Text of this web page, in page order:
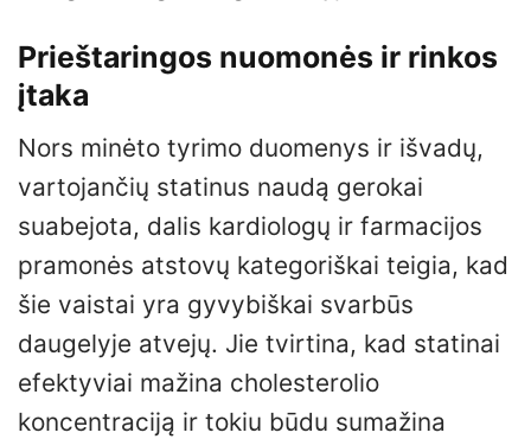
Prieštaringos nuomonės ir rinkos
įtaka
Nors minėto tyrimo duomenys ir išvadų,
vartojančių statinus naudą gerokai
suabejota, dalis kardiologų ir farmacijos
pramonės atstovų kategoriškai teigia, kad
šie vaistai yra gyvybiškai svarbūs
daugelyje atvejų. Jie tvirtina, kad statinai
efektyviai mažina cholesterolio
koncentraciją ir tokiu būdu sumažina